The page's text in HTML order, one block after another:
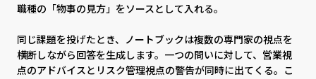
職種の「物事の見方」をソースとして入れる。
同じ課題を投げたとき、ノートブックは複数の専門家の視点を
横断しながら回答を生成します。一つの問いに対して、営業視
点のアドバイスとリスク管理視点の警告が同時に出てくる。こ